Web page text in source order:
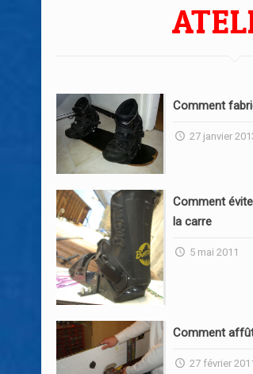
Comment
27 janvier
Comment
la carre
5 mai 2011
Comment
27 février